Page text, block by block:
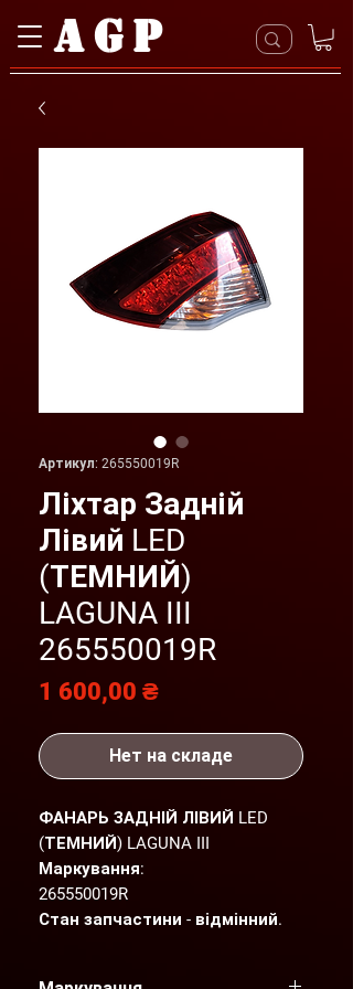
AGP
Артикул: 265550019R
Ліхтар Задній
Лівий LED
(ТЕМНИЙ)
LAGUNA III
265550019R
1 600,00 ₴Цена
Нет на складе
ФАНАРЬ ЗАДНІЙ ЛІВИЙ LED
(ТЕМНИЙ) LAGUNA III
Маркування:
265550019R
Стан запчастини - відмінний.